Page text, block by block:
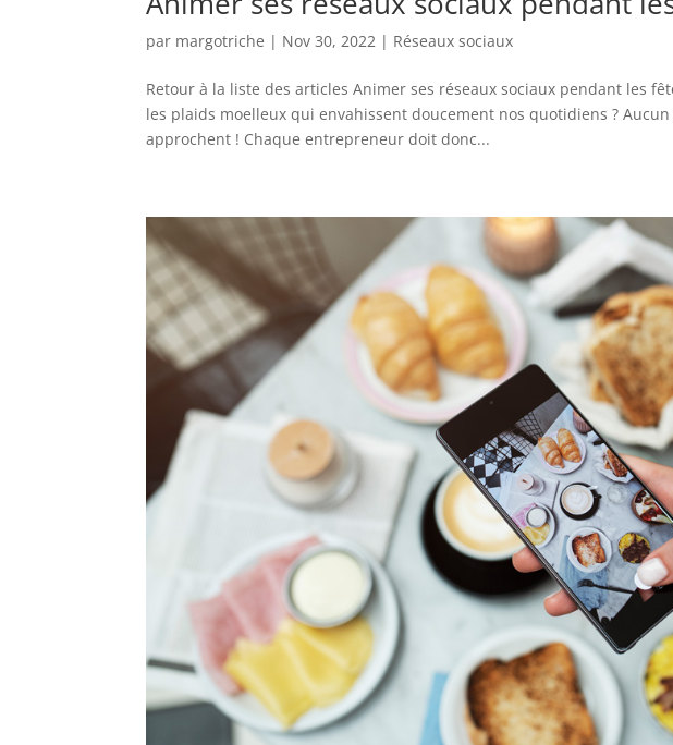
par margotriche | Nov 30, 2022 | Réseaux sociaux
Retour à la liste des articles Animer ses réseaux sociaux pendant les
les plaids moelleux qui envahissent doucement nos quotidiens ?
approchent ! Chaque entrepreneur doit donc...